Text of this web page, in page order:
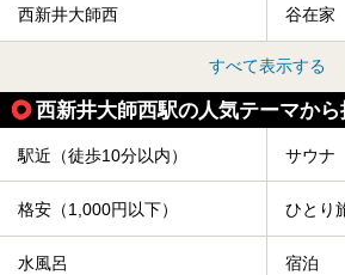
西新井大師西 谷在家
すべて表示する
西新井大師西駅の人気テーマから
駅近（徒歩10分以内） サウナ
格安（1,000円以下） ひとり
水風呂 宿泊